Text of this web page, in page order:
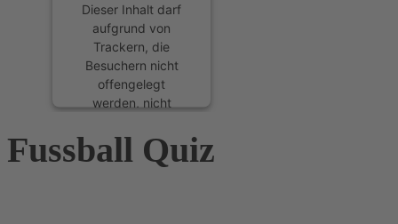
Dieser Inhalt darf
aufgrund von
Trackern, die
Besuchern nicht
offengelegt
werden, nicht
Der Besitzer der
Website muss diese
Fussball Quiz